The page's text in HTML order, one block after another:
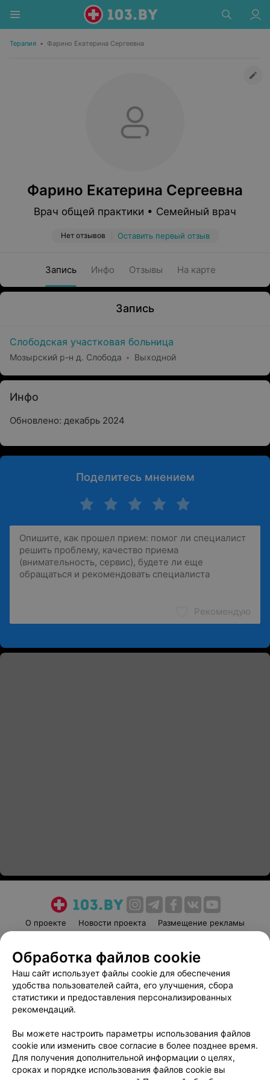
Терапия • Фарино Екатерина Сергеевна
Фарино Екатерина Сергеевна
Врач общей практики • Семейный врач
Нет отзывов Оставить первый отзыв
Запись Инфо Отзывы На карте
Запись
Слободская участковая больница
Мозырский р-н д. Слобода Выходной
Инфо
Обновлено: декабрь 2024
Поделитесь мнением
Рекомендую
О проекте Новости проекта
Размещение рекламы
Пользовательское соглашение
Способы оплаты
Вакансии
Партнеры
Написать руководителю 103.by
Обработка персональных данных
Обработка файлов cookie
Наш сайт использует файлы cookie для обеспечения
удобства пользователей сайта, его улучшения, сбора
статистики и предоставления персонализированных
рекомендаций.
Вы можете настроить параметры использования файлов
cookie или изменить свое согласие в более позднее время.
Для получения дополнительной информации о целях,
сроках и порядке использования файлов cookie вы